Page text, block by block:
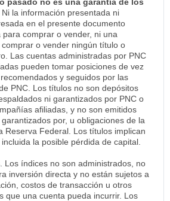
pasado no es una garantía de los
Ni la información presentada ni
en el presente documento
comprar o vender, ni una
o vender ningún título o
Las cuentas administradas por PNC
pueden tomar posiciones de vez
y seguidos por las
PNC. Los títulos no son depósitos
ni garantizados por PNC o
afiliadas, y no son emitidos
por, u obligaciones de la
Reserva Federal. Los títulos implican
la posible pérdida de capital.
Los índices no son administrados, no
inversión directa y no están sujetos a
costos de transacción u otros
que una cuenta pueda incurrir. Los